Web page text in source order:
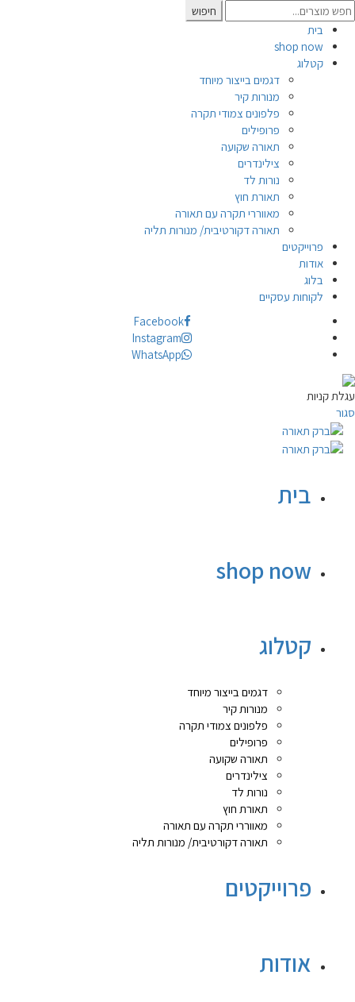
Search
for:
חיפוש
בית
shop now
קטלוג
דגמים בייצור מיוחד
מנורות קיר
פלפונים צמודי תקרה
פרופילים
תאורה שקועה
צילינדרים
נורות לד
תאורת חוץ
מאווררי תקרה עם תאורה
תאורה דקורטיבית/ מנורות תליה
פרוייקטים
אודות
בלוג
לקוחות עסקיים
Facebook
Instagram
WhatsApp
עגלת קניות
סגור
בית
shop now
קטלוג
דגמים בייצור מיוחד
מנורות קיר
פלפונים צמודי תקרה
פרופילים
תאורה שקועה
צילינדרים
נורות לד
תאורת חוץ
מאווררי תקרה עם תאורה
תאורה דקורטיבית/ מנורות תליה
פרוייקטים
אודות